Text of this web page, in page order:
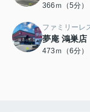
366ｍ（5分）
ファミリーレ
夢庵 鴻巣店
473ｍ（6分）